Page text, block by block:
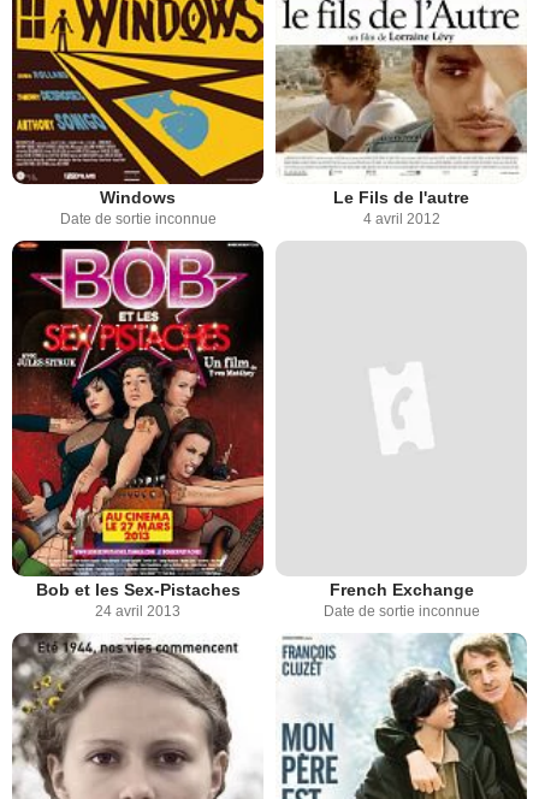
Windows
Date de sortie inconnue
Le Fils de l'autre
4 avril 2012
Bob et les Sex-Pistaches
24 avril 2013
French Exchange
Date de sortie inconnue